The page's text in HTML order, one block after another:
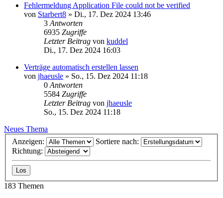
Fehlermeldung Application File could not be verified
von Starbert8 » Di., 17. Dez 2024 13:46
3 Antworten
6935 Zugriffe
Letzter Beitrag von kuddel
Di., 17. Dez 2024 16:03
Verträge automatisch erstellen lassen
von jhaeusle » So., 15. Dez 2024 11:18
0 Antworten
5584 Zugriffe
Letzter Beitrag von jhaeusle
So., 15. Dez 2024 11:18
Neues Thema
Anzeigen:
Sortiere nach:
Richtung:
183 Themen